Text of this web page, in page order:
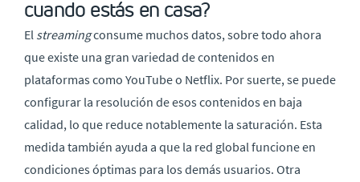
cuando estás en casa?
El streamingconsume muchos datos, sobre todo ahora
que existe una gran variedad de contenidos en
plataformas como YouTube o Netflix. Por suerte, se puede
configurar la resolución de esos contenidos en baja
calidad, lo que reduce notablemente la saturación. Esta
medida también ayuda a que la red global funcione en
condiciones óptimas para los demás usuarios. Otra